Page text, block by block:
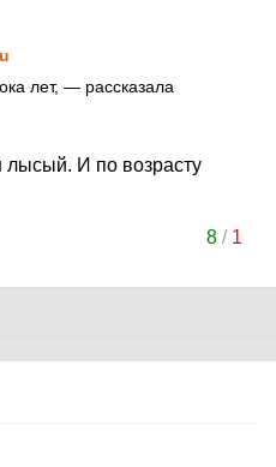
лет, — рассказала
лысый. И по возрасту
8/ 1